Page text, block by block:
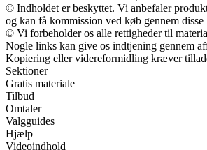
© Indholdet er beskyttet. Vi anbefaler
og kan få kommission ved køb gennem disse
© Vi forbeholder os alle rettigheder til
Nogle links kan give os indtjening gennem
Kopiering eller videreformidling kræver
Sektioner
Gratis materiale
Tilbud
Omtaler
Valgguides
Hjælp
Videoindhold